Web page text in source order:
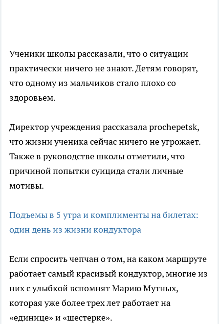
Ученики школы рассказали, что о ситуации
практически ничего не знают. Детям говорят,
что одному из мальчиков стало плохо со
здоровьем.
Директор учреждения рассказала prochepetsk,
что жизни ученика сейчас ничего не угрожает.
Также в руководстве школы отметили, что
причиной попытки суицида стали личные
мотивы.
Подъемы в 5 утра и комплименты на билетах:
один день из жизни кондуктора
Если спросить чепчан о том, на каком маршруте
работает самый красивый кондуктор, многие из
них с улыбкой вспомнят Марию Мутных,
которая уже более трех лет работает на
«единице» и «шестерке».